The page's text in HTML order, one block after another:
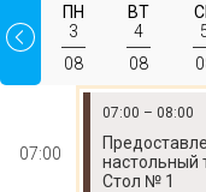
ПН
3
08
ВТ
4
08
07:00
07:00 – 08:00
настольный
Стол № 1